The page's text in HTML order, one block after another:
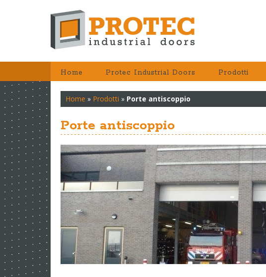
Home Protec Industrial Doors Prodotti
Home » Prodotti » Porte antiscoppio
Porte antiscoppio